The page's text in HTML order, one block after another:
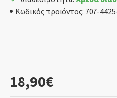
18,90€
Κωδικός προϊόντος: 707-